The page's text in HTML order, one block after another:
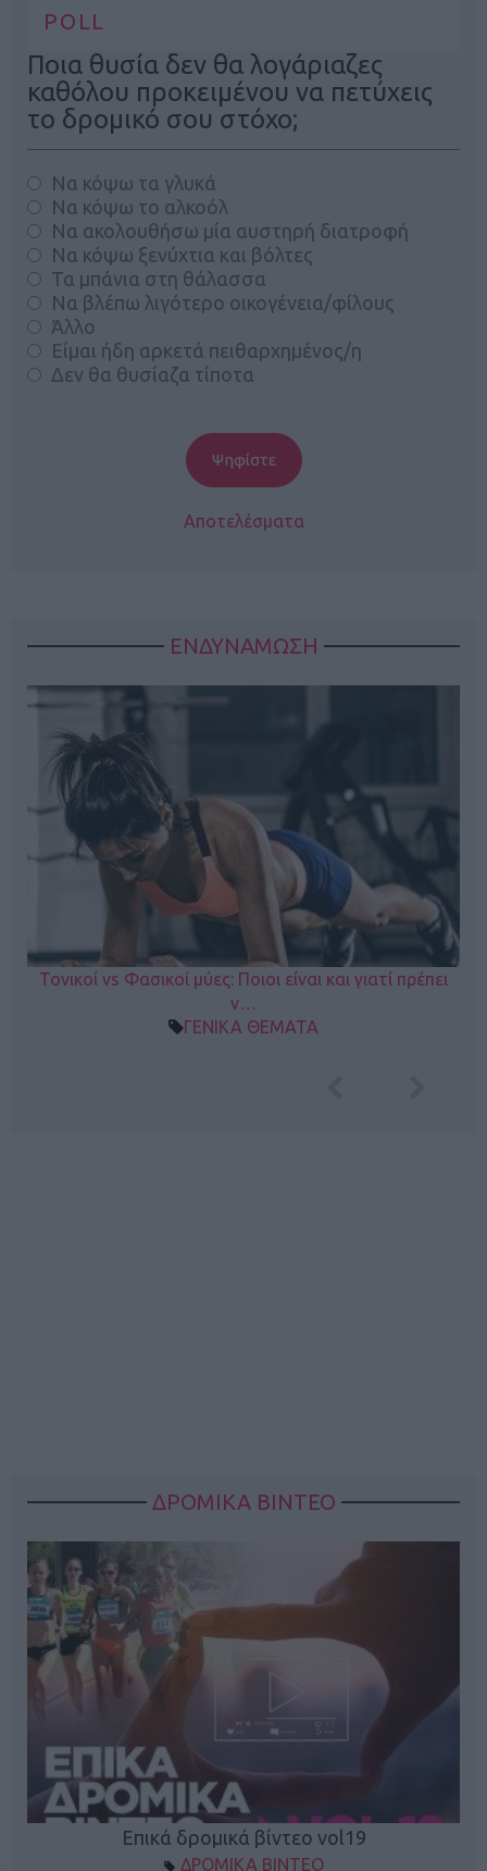
POLL
Ποια θυσία δεν θα λογάριαζες
καθόλου προκειμένου να πετύχεις
το δρομικό σου στόχο;
Να κόψω τα γλυκά
Να κόψω το αλκοόλ
Να ακολουθήσω μία αυστηρή διατροφή
Να κόψω ξενύχτια και βόλτες
Τα μπάνια στη θάλασσα
Να βλέπω λιγότερο οικογένεια/φίλους
Άλλο
Είμαι ήδη αρκετά πειθαρχημένος/η
Δεν θα θυσίαζα τίποτα
Αποτελέσματα
ΕΝΔΥΝΑΜΩΣΗ
Τονικοί vs Φασικοί μύες: Ποιοι είναι και γιατί πρέπει
ν…
ΓΕΝΙΚΑ ΘΕΜΑΤΑ
ΔΡΟΜΙΚΑ ΒΙΝΤΕΟ
Επικά δρομικά βίντεο vol19
ΔΡΟΜΙΚΑ ΒΙΝΤΕΟ